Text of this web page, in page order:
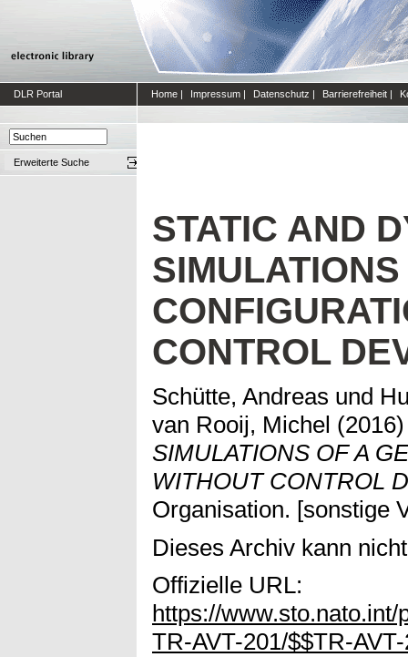
DLR Portal Home | Impressum | Datenschutz | Barrierefreiheit |
Erweiterte Suche
STATIC AND
CONTROL
Schütte, Andreas und
van Rooij, Michel
SIMULATIONS OF A
WITHOUT CONTROL
Organisation. [sonstige
Dieses Archiv kann
Offizielle URL:
https://
TR-AVT-201/$$TR-